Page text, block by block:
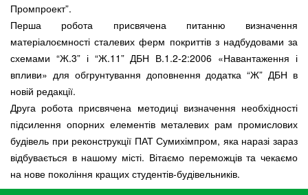
Промпроект”.
Перша робота присвячена питанню визначення
матеріалоємності сталевих ферм покриттів з надбудовами за
схемами “Ж.3” і “Ж.11” ДБН В.1.2-2:2006 «Навантаження і
впливи» для обгрунтування доповнення додатка “Ж” ДБН в
новій редакції.
Друга робота присвячена методиці визначення необхідності
підсилення опорних елементів металевих рам промислових
будівель при реконструкції ПАТ Сумихімпром, яка наразі зараз
відбувається в нашому місті. Вітаємо переможців та чекаємо
на нове покоління кращих студентів-будівельників.